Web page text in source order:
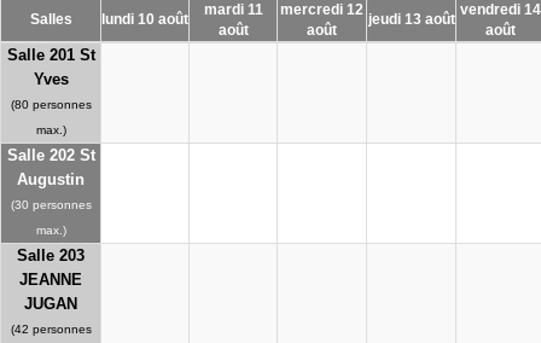
Salles lundi 10 août
mardi 11
août
mercredi 12
août
jeudi 13 août
vendredi 14
août
Salle 201 St
Yves
(80 personnes
max.)
Salle 202 St
Augustin
(30 personnes
max.)
Salle 203
JEANNE
JUGAN
(42 personnes